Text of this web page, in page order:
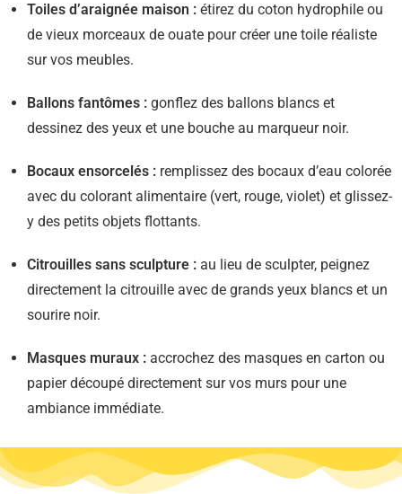
Toiles d’araignée maison : étirez du coton hydrophile ou
de vieux morceaux de ouate pour créer une toile réaliste
sur vos meubles.
Ballons fantômes : gonflez des ballons blancs et
dessinez des yeux et une bouche au marqueur noir.
Bocaux ensorcelés : remplissez des bocaux d’eau colorée
avec du colorant alimentaire (vert, rouge, violet) et glissez-
y des petits objets flottants.
Citrouilles sans sculpture : au lieu de sculpter, peignez
directement la citrouille avec de grands yeux blancs et un
sourire noir.
Masques muraux : accrochez des masques en carton ou
papier découpé directement sur vos murs pour une
ambiance immédiate.